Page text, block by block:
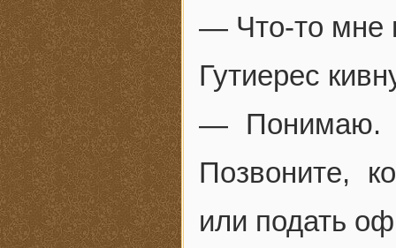
— Что-то мне
Гутиерес
— Понимаю.
Позвоните,
или подать